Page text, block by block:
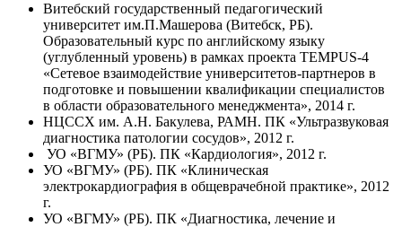
Витебский государственный педагогический
университет им.П.Машерова (Витебск, РБ).
Образовательный курс по английскому языку
(углубленный уровень) в рамках проекта TEMPUS-4
«Сетевое взаимодействие университетов-партнеров в
подготовке и повышении квалификации специалистов
в области образовательного менеджмента», 2014 г.
НЦССХ им. А.Н. Бакулева, РАМН. ПК «Ультразвуковая
диагностика патологии сосудов», 2012 г.
УО «ВГМУ» (РБ). ПК «Кардиология», 2012 г.
УО «ВГМУ» (РБ). ПК «Клиническая
электрокардиография в общеврачебной практике», 2012
г.
УО «ВГМУ» (РБ). ПК «Диагностика, лечение и